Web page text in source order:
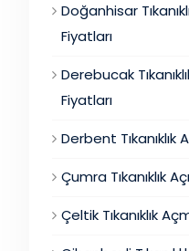
Doğanhisar
Fiyatları
Derebucak
Fiyatları
Derbent Tıkanıklık
Çumra Tıkanıklık
Çeltik Tıkanıklık